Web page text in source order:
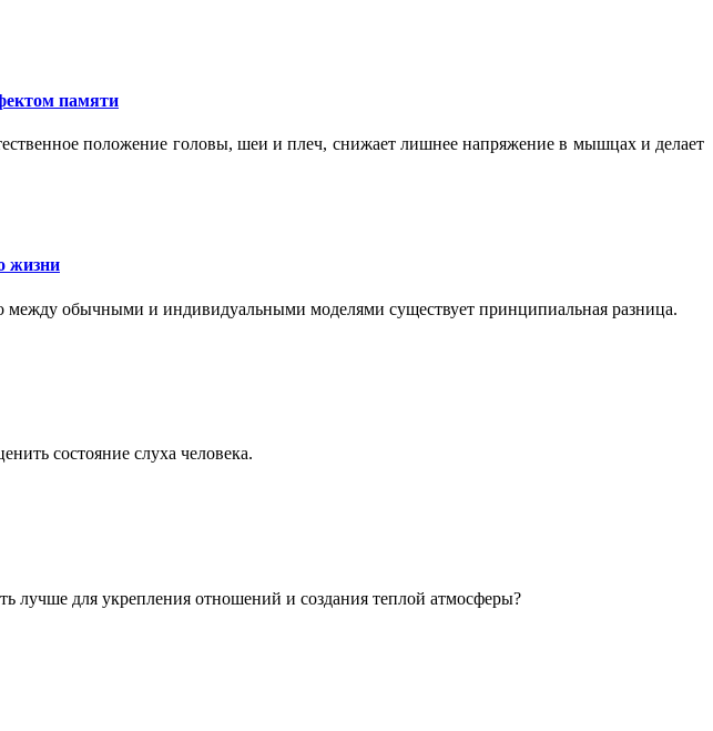
памяти
положение головы, шеи и плеч, снижает лишнее напряжение в мышцах и делает
жизни
обычными и индивидуальными моделями существует принципиальная разница.
состояние слуха человека.
для укрепления отношений и создания теплой атмосферы?